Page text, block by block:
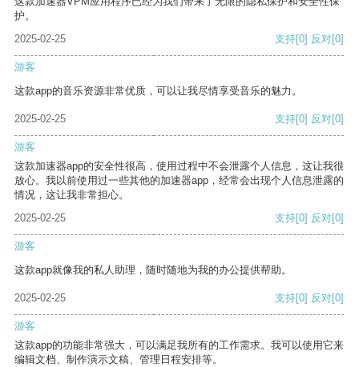
护。
2025-02-25
支持[0] 反对[0]
游客
这款app的音乐资源非常优质，可以让我尽情享受音乐的魅力。
2025-02-25 支持[0] 反对[0]
游客
这款加速器app的安全性很高，使用过程中不会泄露个人信息，这让我很
放心。我以前使用过一些其他的加速器app，经常会出现个人信息泄露的
情况，这让我非常担心。
2025-02-25
支持[0] 反对[0]
游客
这款app就像我的私人助理，随时随地为我的办公提供帮助。
2025-02-25 支持[0] 反对[0]
游客
这款app的功能非常强大，可以满足我所有的工作需求。我可以使用它来
编辑文档、制作演示文稿、管理日程安排等。